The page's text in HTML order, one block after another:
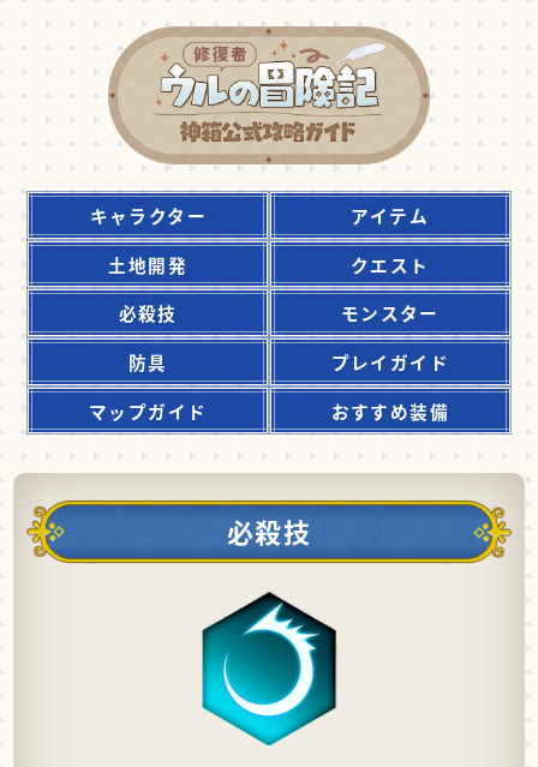
キャラクター
アイテム
土地開発
クエスト
必殺技
モンスター
防具
プレイガイド
マップガイド
おすすめ装備
必殺技